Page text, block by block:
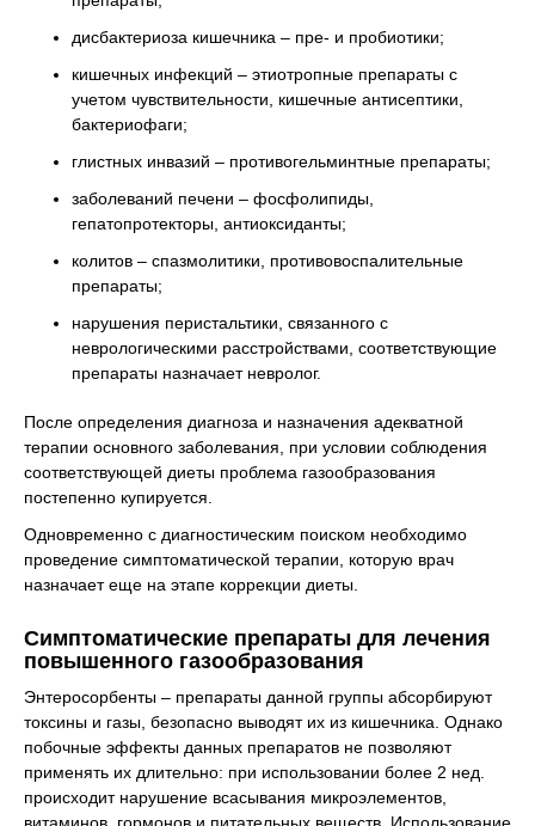
дисбактериоза кишечника – пре- и пробиотики;
кишечных инфекций – этиотропные препараты с
учетом чувствительности, кишечные антисептики,
бактериофаги;
глистных инвазий – противогельминтные препараты;
заболеваний печени – фосфолипиды,
гепатопротекторы, антиоксиданты;
колитов – спазмолитики, противовоспалительные
препараты;
нарушения перистальтики, связанного с
неврологическими расстройствами, соответствующие
препараты назначает невролог.
После определения диагноза и назначения адекватной
терапии основного заболевания, при условии соблюдения
соответствующей диеты проблема газообразования
постепенно купируется.
Одновременно с диагностическим поиском необходимо
проведение симптоматической терапии, которую врач
назначает еще на этапе коррекции диеты.
Симптоматические препараты для лечения
повышенного газообразования
Энтеросорбенты – препараты данной группы абсорбируют
токсины и газы, безопасно выводят их из кишечника. Однако
побочные эффекты данных препаратов не позволяют
применять их длительно: при использовании более 2 нед.
происходит нарушение всасывания микроэлементов,